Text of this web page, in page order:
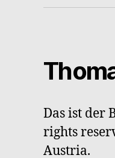
Das ist der
rights
Austria.